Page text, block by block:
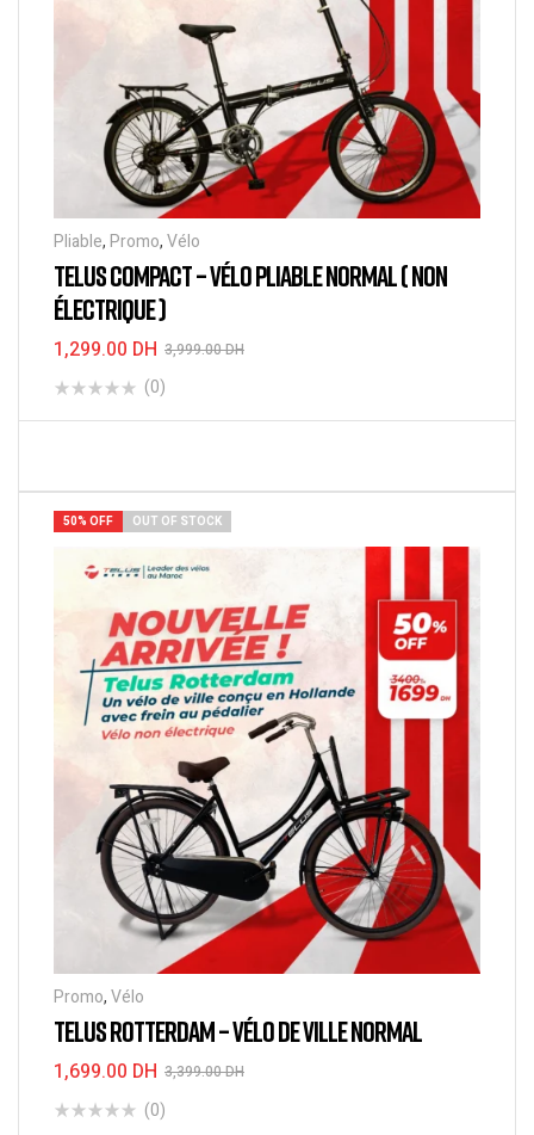
Pliable, Promo,Vélo
TELUS COMPACT – VÉLO PLIABLE NORMAL ( NON
ÉLECTRIQUE )
3,999.00DH
1,299.00 DH
(0)
50% OFF OUT OF STOCK
Promo,Vélo
TELUS ROTTERDAM – VÉLO DE VILLE NORMAL
3,399.00DH
1,699.00 DH
(0)